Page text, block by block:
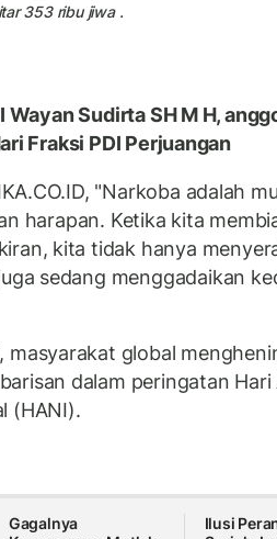
353 ribu jiwa .
Wayan Sudirta SH M H,
Fraksi PDI Perjuangan
"Narkoba adalah
harapan. Ketika kita
kita tidak hanya
sedang menggadaikan
masyarakat global
dalam peringatan Hari
(HANI).
Gagalnya
Ilusi